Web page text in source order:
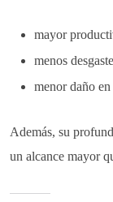
mayor
menos
menor daño
Además, su
un alcance mayor